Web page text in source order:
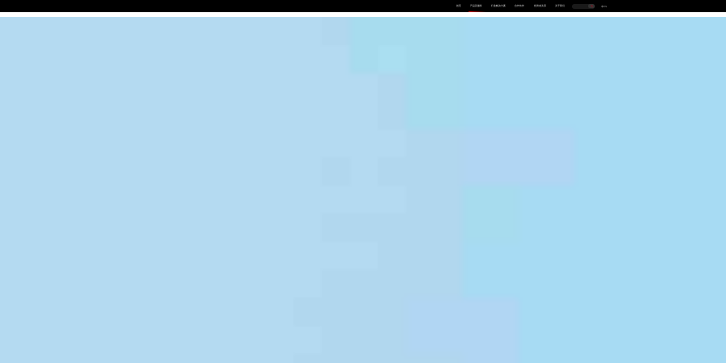
首页 产品及服务 行业解决方案 合作伙伴 投资者关系 关于我们 中EN